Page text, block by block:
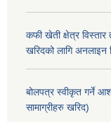
कफी खेती क्षेत्र विस्तार
खरिदको लागि अनलाइन
बोलपत्र स्वीकृत गर्ने
सामाग्रीहरु खरिद)